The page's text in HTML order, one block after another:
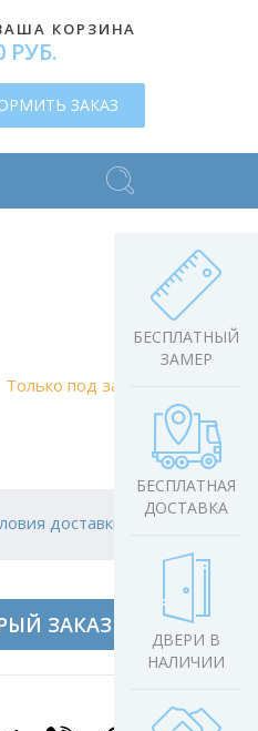
КОРЗИНА
РУБ.
ЗАКАЗ
БЕСПЛАТНЫЙ
ЗАМЕР
БЕСПЛАТНАЯ
ДОСТАВКА
ДВЕРИ В
НАЛИЧИИ
Только под заказ
доставки
ЗАКАЗ